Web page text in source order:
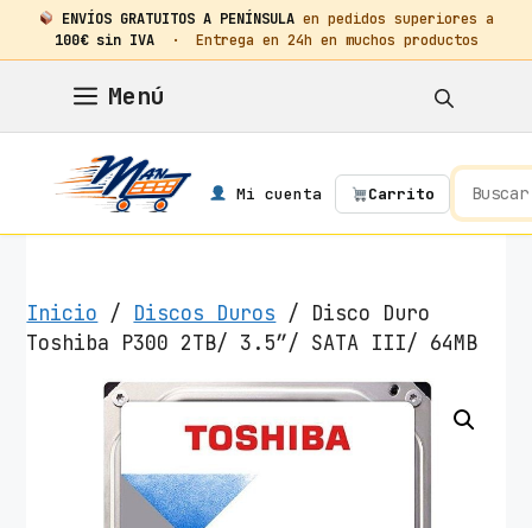
ENVÍOS GRATUITOS A PENÍNSULA en pedidos superiores a
100€ sin IVA· Entrega en 24h en muchos productos
contenido
Menú
Mi cuenta Carrito
Inicio / Discos Duros / Disco Duro
Toshiba P300 2TB/ 3.5″/ SATA III/ 64MB